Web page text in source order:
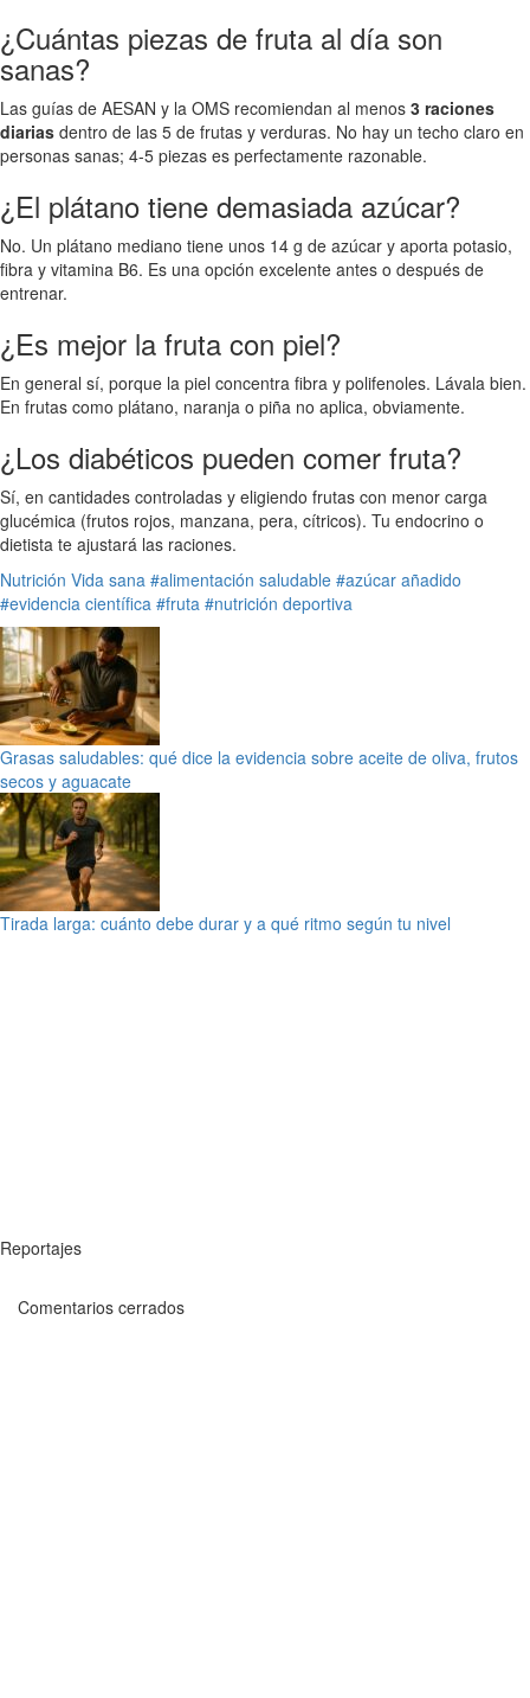
¿Cuántas piezas de fruta al día son
sanas?
Las guías de AESAN y la OMS recomiendan al menos 3 raciones
diarias dentro de las 5 de frutas y verduras. No hay un techo claro en
personas sanas; 4-5 piezas es perfectamente razonable.
¿El plátano tiene demasiada azúcar?
No. Un plátano mediano tiene unos 14 g de azúcar y aporta potasio,
fibra y vitamina B6. Es una opción excelente antes o después de
entrenar.
¿Es mejor la fruta con piel?
En general sí, porque la piel concentra fibra y polifenoles. Lávala bien.
En frutas como plátano, naranja o piña no aplica, obviamente.
¿Los diabéticos pueden comer fruta?
Sí, en cantidades controladas y eligiendo frutas con menor carga
glucémica (frutos rojos, manzana, pera, cítricos). Tu endocrino o
dietista te ajustará las raciones.
Nutrición Vida sana #alimentación saludable #azúcar añadido
#evidencia científica #fruta #nutrición deportiva
Grasas saludables: qué dice la evidencia sobre aceite de oliva, frutos
secos y aguacate
Tirada larga: cuánto debe durar y a qué ritmo según tu nivel
Reportajes
Comentarios cerrados